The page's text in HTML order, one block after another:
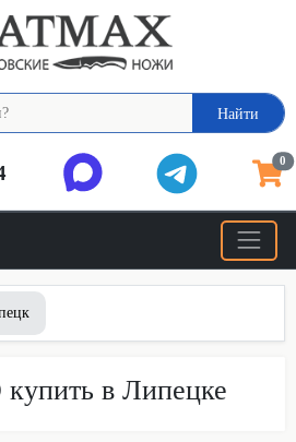
Найти
0
в Липецке